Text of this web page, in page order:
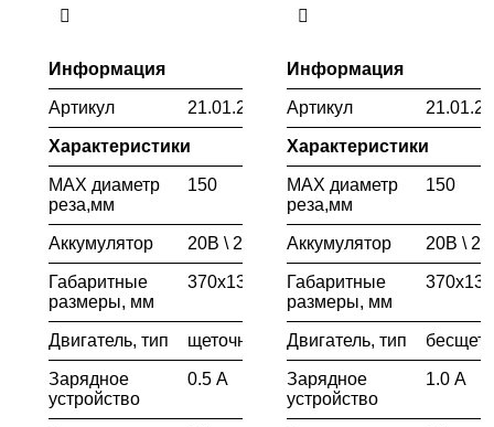
Информация
Артикул 21.01.229.001
Характеристики
MAX диаметр
реза,мм
150
Аккумулятор 20В \ 2.0Ah
Габаритные
размеры, мм
370х130х185
Двигатель, тип щеточный
Зарядное
устройство
0.5 А
Информация
Артикул
Характеристики
MAX диаметр
реза,мм
150
Аккумулятор 20В \
Габаритные
размеры, мм
Двигатель, тип
Зарядное
устройство
1.0 А